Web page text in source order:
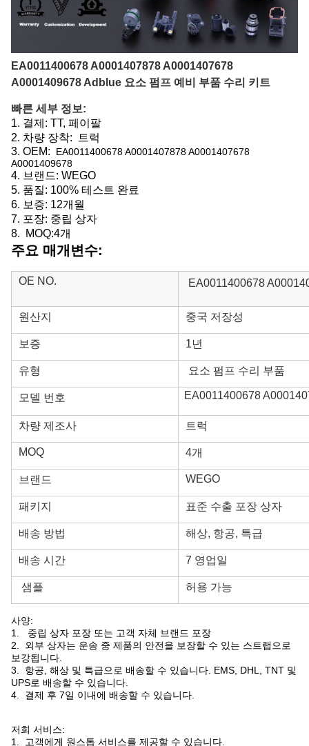
EA0011400678 A0001407878 A0001407678
A0001409678 Adblue 요소 펌프 예비 부품 수리 키트
빠른 세부 정보:
1. 결제: TT, 페이팔
2. 차량 장착:
트럭
3. OEM: EA0011400678 A0001407878 A0001407678
A0001409678
4. 브랜드: WEGO
5. 품질: 100% 테스트 완료
6. 보증: 12개월
7. 포장: 중립 상자
8. MOQ:4개
주요 매개변수:
OE NO. EA0011400678
원산지 중국 저장성
보증 1년
유형 요소 펌프 수리 부품
모델 번호 EA0011400678
차량 제조사 트럭
MOQ 4개
브랜드 WEGO
패키지 표준 수출 포장 상자
배송 방법 해상, 항공, 특급
배송 시간 7 영업일
샘플 허용 가능
사양:
1. 중립 상자 포장 또는 고객 자체 브랜드 포장
2. 외부 상자는 운송 중 제품의 안전을 보장할 수 있는 스트랩으로
보강됩니다.
3. 항공, 해상 및 특급으로 배송할 수 있습니다. EMS, DHL, TNT 및
UPS로 배송할 수 있습니다.
4. 결제 후 7일 이내에 배송할 수 있습니다.
저희 서비스:
1. 고객에게 원스톱 서비스를 제공할 수 있습니다.